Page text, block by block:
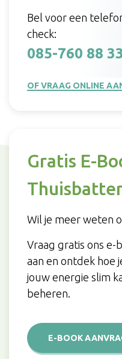
Bel voor een
check:
085-760 88 33
OF VRAAG ONLINE
Gratis E-
Wil je meer weten
Vraag gratis ons e-
aan en ontdek hoe
jouw energie slim
beheren.
E-BOOK